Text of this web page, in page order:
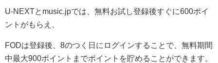
U-NEXTとmusic.jpでは、無料お試し登録後すぐに600ポイ
ントがもらえ、
FODは登録後、8のつく日にログインすることで、無料期間
中最大900ポイントまでポイントを貯めることができます。